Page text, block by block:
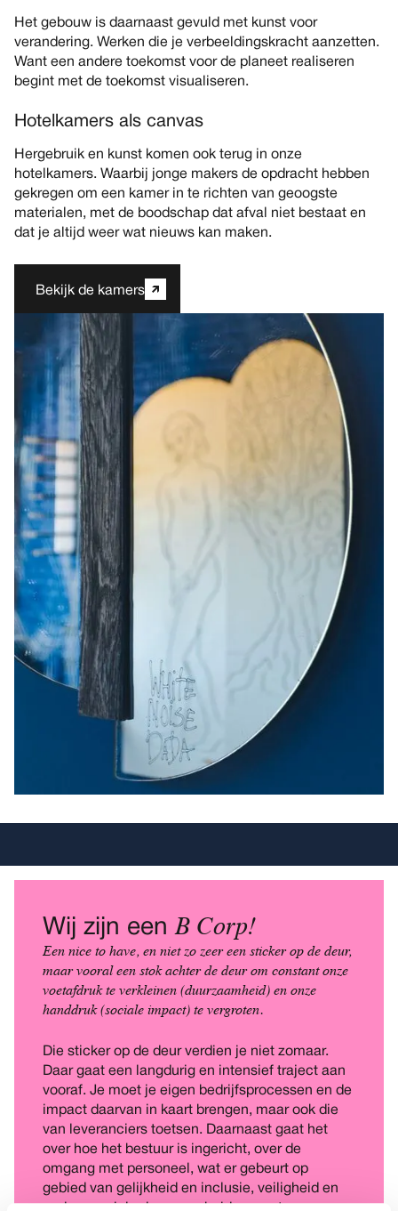
Het gebouw is daarnaast gevuld met kunst voor
verandering. Werken die je verbeeldingskracht aanzetten.
Want een andere toekomst voor de planeet realiseren
begint met de toekomst visualiseren.
Hotelkamers als canvas
Hergebruik en kunst komen ook terug in onze
hotelkamers. Waarbij jonge makers de opdracht hebben
gekregen om een kamer in te richten van geoogste
materialen, met de boodschap dat afval niet bestaat en
dat je altijd weer wat nieuws kan maken.
Bekijk de kamers
Wij zijn eenB Corp!
Een nice to have, en niet zo zeer een sticker op de deur,
maar vooral een stok achter de deur om constant onze
voetafdruk te verkleinen (duurzaamheid) en onze
handdruk (sociale impact) te vergroten.
Die sticker op de deur verdien je niet zomaar.
Daar gaat een langdurig en intensief traject aan
vooraf. Je moet je eigen bedrijfsprocessen en de
impact daarvan in kaart brengen, maar ook die
van leveranciers toetsen. Daarnaast gaat het
over hoe het bestuur is ingericht, over de
omgang met personeel, wat er gebeurt op
gebied van gelijkheid en inclusie, veiligheid en
andere sociale duurzaamheidsaspecten.